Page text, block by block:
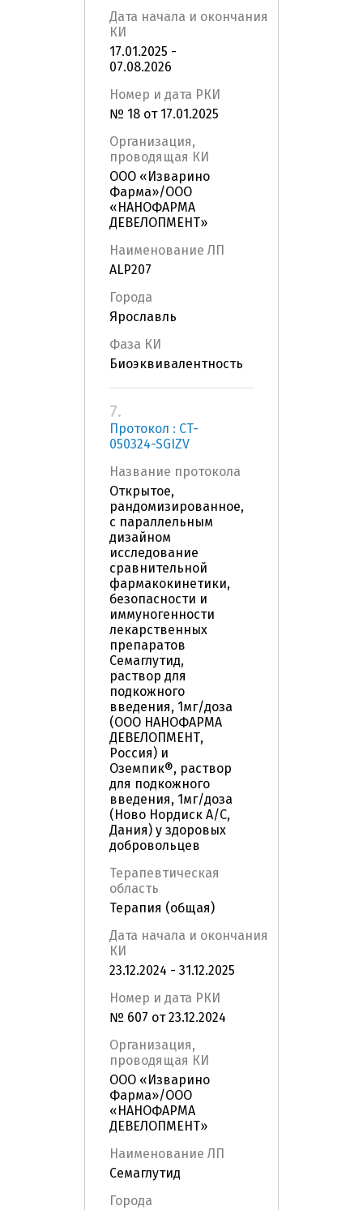
Дата начала и окончания
КИ
17.01.2025 -
07.08.2026
Номер и дата РКИ
№ 18 от 17.01.2025
Организация,
проводящая КИ
ООО «Изварино
Фарма»/ООО
«НАНОФАРМА
ДЕВЕЛОПМЕНТ»
Наименование ЛП
ALP207
Города
Ярославль
Фаза КИ
Биоэквивалентность
7.
Протокол : CT-
050324-SGIZV
Название протокола
Открытое,
рандомизированное,
с параллельным
дизайном
исследование
сравнительной
фармакокинетики,
безопасности и
иммуногенности
лекарственных
препаратов
Семаглутид,
раствор для
подкожного
введения, 1мг/доза
(ООО НАНОФАРМА
ДЕВЕЛОПМЕНТ,
Россия) и
Оземпик®, раствор
для подкожного
введения, 1мг/доза
(Ново Нордиск А/С,
Дания) у здоровых
добровольцев
Терапевтическая
область
Терапия (общая)
Дата начала и окончания
КИ
23.12.2024 - 31.12.2025
Номер и дата РКИ
№ 607 от 23.12.2024
Организация,
проводящая КИ
ООО «Изварино
Фарма»/ООО
«НАНОФАРМА
ДЕВЕЛОПМЕНТ»
Наименование ЛП
Семаглутид
Города